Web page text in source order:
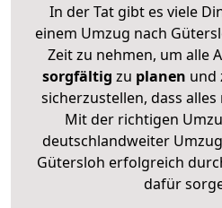
In der Tat gibt es viele
einem Umzug nach
Zeit zu nehmen, um alle
sorgfältig zu planen und
sicherzustellen, dass
Mit der richtigen
deutschlandweiter
Gütersloh erfolgreich
dafür